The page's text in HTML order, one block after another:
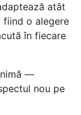
atât
fiind o alegere
în fiecare
—
nou pe